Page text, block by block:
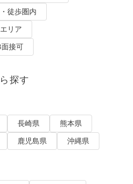
徒歩圏内
リア
接可
探す
長崎県
熊本県
鹿児島県 沖縄県